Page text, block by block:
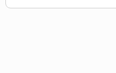
pueden descargar